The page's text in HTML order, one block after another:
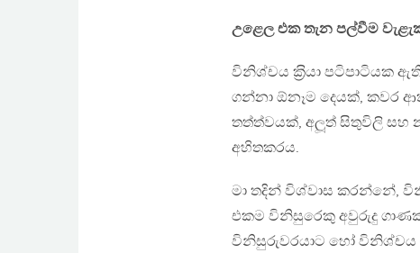
උළෙල එක තැන පල්වීම
විනිශ්චය ක‍්‍රියා පටිපාටියක
ගන්නා ඕනෑම දෙයක්, කවර
තත්ත්වයක්, අලූත් සිතුවිලි සහ
අහිතකරය.
මා තදින් විශ්වාස කරන්නේ,
එකම විනිසුරෙකු අවුරුදු
විනිසුරුවරයාට හෝ